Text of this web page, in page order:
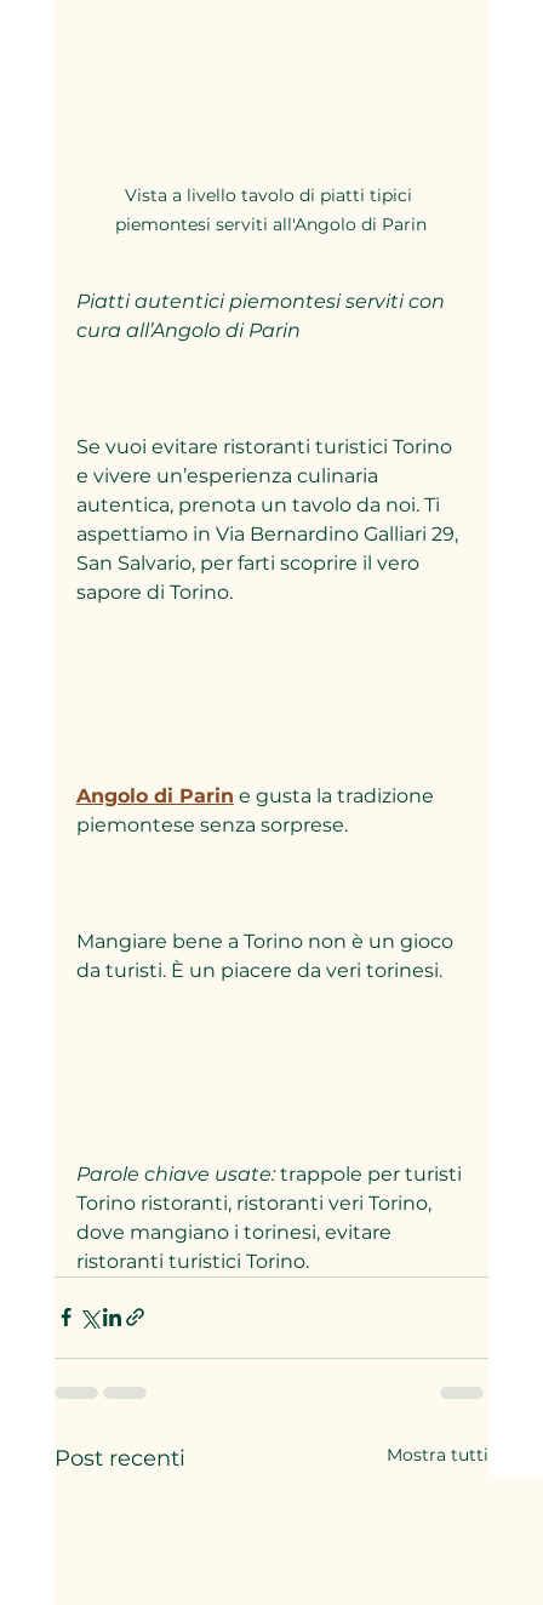
Vista a livello tavolo di piatti tipici
piemontesi serviti all'Angolo di Parin
Piatti autentici piemontesi serviti con
cura all’Angolo di Parin
Se vuoi evitare ristoranti turistici Torino
e vivere un’esperienza culinaria
autentica, prenota un tavolo da noi. Ti
aspettiamo in Via Bernardino Galliari 29,
San Salvario, per farti scoprire il vero
sapore di Torino.
Angolo di Parin e gusta la tradizione
piemontese senza sorprese.
Mangiare bene a Torino non è un gioco
da turisti. È un piacere da veri torinesi.
Parole chiave usate: trappole per turisti
Torino ristoranti, ristoranti veri Torino,
dove mangiano i torinesi, evitare
ristoranti turistici Torino.
Post recenti Mostra tutti